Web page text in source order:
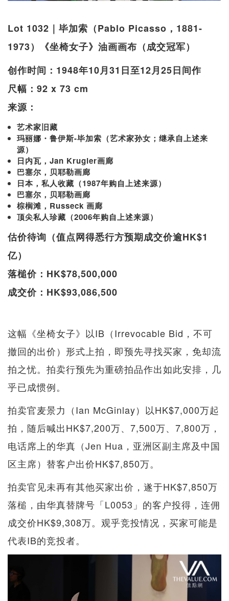
Lot 1032｜毕加索（Pablo Picasso，1881-
1973）《坐椅女子》油画画布（成交冠军）
创作时间：1948年10月31日至12月25日间作
尺幅：92 x 73 cm
来源：
艺术家旧藏
玛丽娜・鲁伊斯-毕加索（艺术家孙女；继承自上述来
源）
日内瓦，Jan Krugier画廊
巴塞尔，贝耶勒画廊
日本，私人收藏（1987年购自上述来源）
巴塞尔，贝耶勒画廊
棕榈滩，Russeck 画廊
顶尖私人珍藏（2006年购自上述来源）
估价待询（值点网得悉行方预期成交价逾HK$1
亿）
落槌价：HK$78,500,000
成交价：HK$93,086,500
这幅《坐椅女子》以IB（Irrevocable Bid，不可
撤回的出价）形式上拍，即预先寻找买家，免却流
拍之忧。拍卖行预先为重磅拍品作出如此安排，几
乎已成惯例。
拍卖官麦景力（Ian McGinlay）以HK$7,000万起
拍，随后喊出HK$7,200万、7,500万、7,800万，
电话席上的华真（Jen Hua，亚洲区副主席及中国
区主席）替客户出价HK$7,850万。
拍卖官见未再有其他买家出价，遂于HK$7,850万
落槌，由华真替牌号「L0053」的客户投得，连佣
成交价HK$9,308万。观乎竞投情况，买家可能是
代表IB的竞投者。